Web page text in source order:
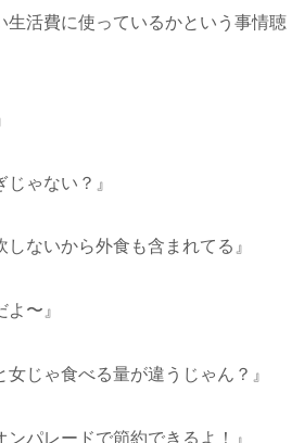
生活費に使っているかという事情聴
じゃない？』
しないから外食も含まれてる』
〜』
女じゃ食べる量が違うじゃん？』
ンパレードで節約できるよ！』